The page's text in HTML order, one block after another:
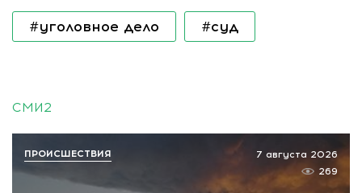
#уголовное дело #суд
СМИ2
7 августа 2026
269
ПРОИСШЕСТВИЯ